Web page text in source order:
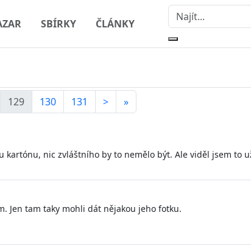
SBÍRKY ČLÁNKY
129 130 131 > »
nic zvláštního by to nemělo být. Ale viděl jsem to
Jen tam taky mohli dát nějakou jeho fotku.